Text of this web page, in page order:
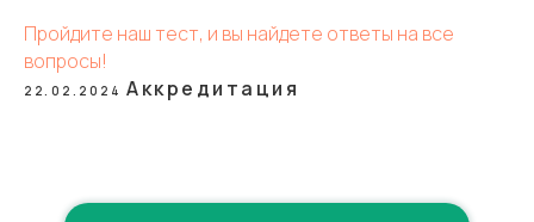
Пройдите наш тест, и вы найдете ответы на все
вопросы!
22.02.2024 Аккредитация